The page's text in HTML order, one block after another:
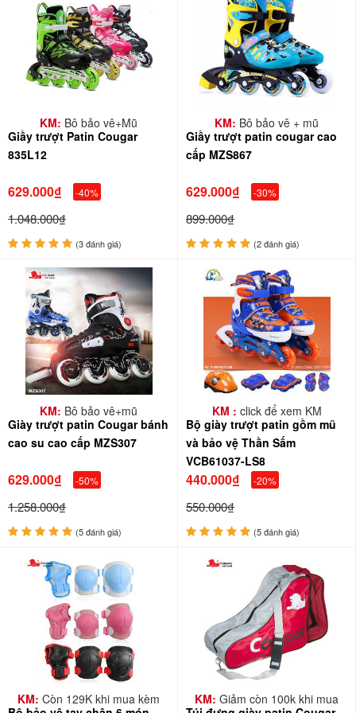
KM: Bộ bảo vệ+Mũ
Giầy trượt Patin Cougar
835L12
629.000₫ -40%
1.048.000₫
(3 đánh giá)
KM: Bộ bảo vệ + mũ
Giầy trượt patin cougar cao
cấp MZS867
629.000₫ -30%
899.000₫
(2 đánh giá)
KM: Bộ bảo vệ+mũ
Giày trượt patin Cougar bánh
cao su cao cấp MZS307
629.000₫ -50%
1.258.000₫
(5 đánh giá)
KM : click để xem KM
Bộ giày trượt patin gồm mũ
và bảo vệ Thần Sấm
VCB61037-LS8
440.000₫ -20%
550.000₫
(5 đánh giá)
KM: Còn 129K khi mua kèm
KM: Giảm còn 100k khi mua